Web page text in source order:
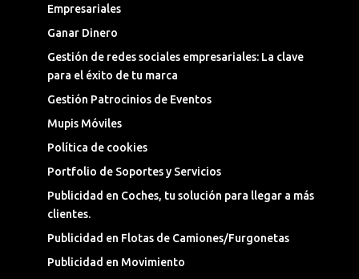
Empresariales
Ganar Dinero
Gestión de redes sociales empresariales: La clave
para el éxito de tu marca
Gestión Patrocinios de Eventos
Mupis Móviles
Política de cookies
Portfolio de Soportes y Servicios
Publicidad en Coches, tu solución para llegar a más
clientes.
Publicidad en Flotas de Camiones/Furgonetas
Publicidad en Movimiento